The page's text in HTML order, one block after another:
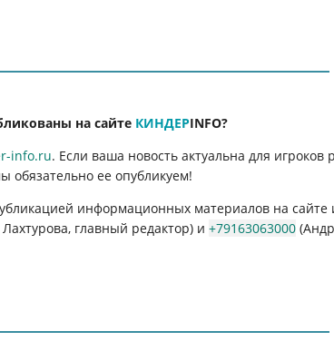
на сайте КИНДЕРINFO?
info.ru. Если ваша новость актуальна для игроков
обязательно ее опубликуем!
информационных материалов на сайте
главный редактор) и+79163063000